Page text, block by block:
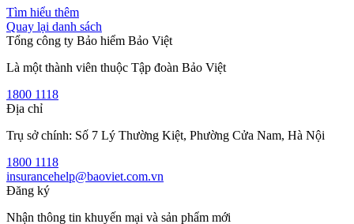
Tìm hiểu thêm
Quay lại danh sách
Tổng công ty Bảo hiểm Bảo Việt
Là một thành viên thuộc Tập đoàn Bảo Việt
1800 1118
Địa chỉ
Trụ sở chính: Số 7 Lý Thường Kiệt, Phường Cửa Nam, Hà Nội
1800 1118
insurancehelp@baoviet.com.vn
Đăng ký
Nhận thông tin khuyến mại và sản phẩm mới